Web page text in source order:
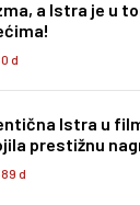
a Istra je u
d
Istra u
prestižnu
d